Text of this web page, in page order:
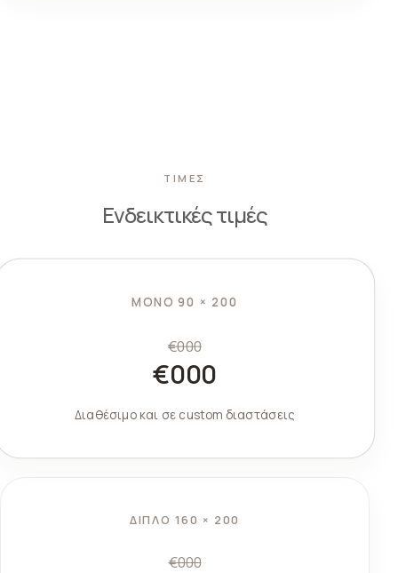
ΤΙΜΕΣ
Ενδεικτικές τιμές
ΜΟΝΌ 90 × 200
€000
€000
Διαθέσιμο και σε custom διαστάσεις
ΔΙΠΛΌ 160 × 200
€000